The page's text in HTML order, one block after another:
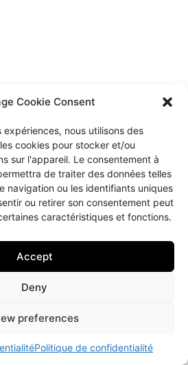
Cookie Consent
expériences, nous utilisons des
cookies pour stocker et/ou
sur l'appareil. Le consentement à
de traiter des données telles
navigation ou les identifiants uniques
ou retirer son consentement peut
caractéristiques et fonctions.
Accept
Deny
preferences
Politique de confidentialité